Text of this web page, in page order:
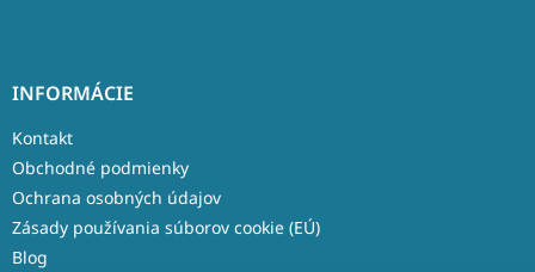
INFORMÁCIE
Kontakt
Obchodné podmienky
Ochrana osobných údajov
Zásady používania súborov cookie (EÚ)
Blog